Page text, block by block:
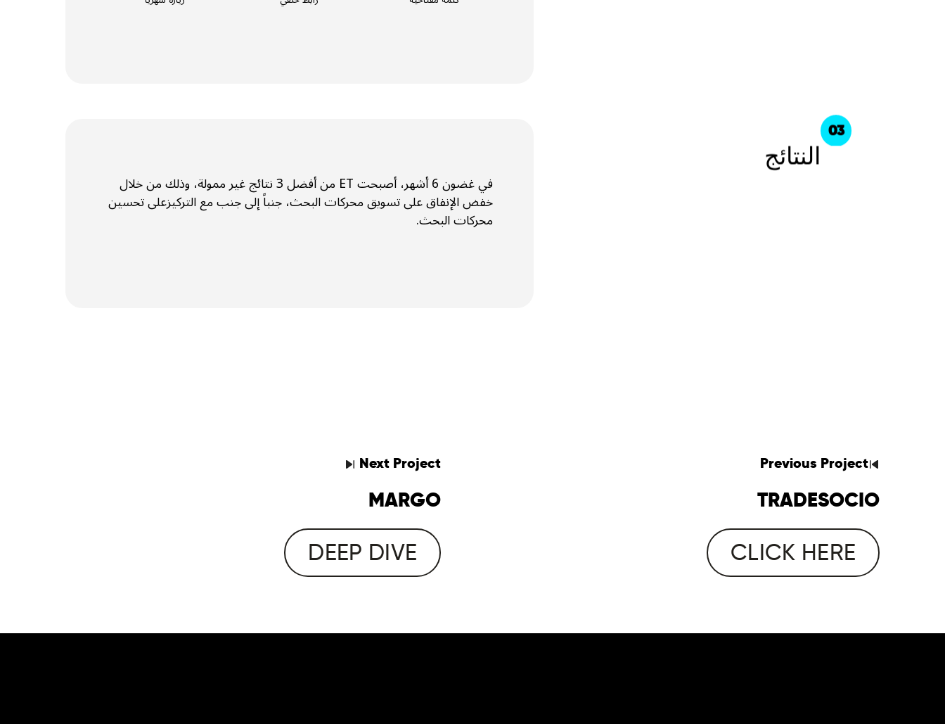
03
النتائج
في غضون 6 أشهر، أصبحت ET من أفضل 3 نتائج غير ممولة، وذلك من خلال
خفض الإنفاق على تسويق محركات البحث، جنباً إلى جنب مع التركيزعلى تحسين
محركات البحث.
Previous Project
TRADESOCIO
CLICK HERE
Next Project
MARGO
DEEP DIVE